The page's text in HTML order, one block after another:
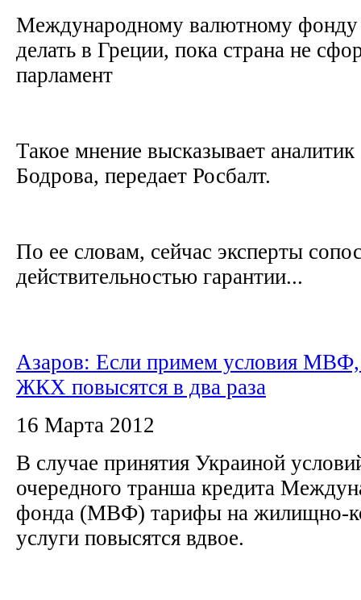
Международному валютному
делать в Греции, пока страна не
парламент
Такое мнение высказывает
Бодрова, передает Росбалт.
По ее словам, сейчас эксперты
действительностью гарантии...
Азаров: Если примем условия
ЖКХ повысятся в два раза
16 Марта 2012
В случае принятия Украиной
очередного транша кредита
фонда (МВФ) тарифы на жилищно-
услуги повысятся вдвое.